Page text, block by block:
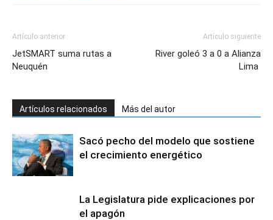
Artículo anterior
JetSMART suma rutas a
Neuquén
Artículo siguiente
River goleó 3 a 0 a Alianza
Lima
Artículos relacionados Más del autor
Sacó pecho del modelo que sostiene
el crecimiento energético
La Legislatura pide explicaciones por
el apagón